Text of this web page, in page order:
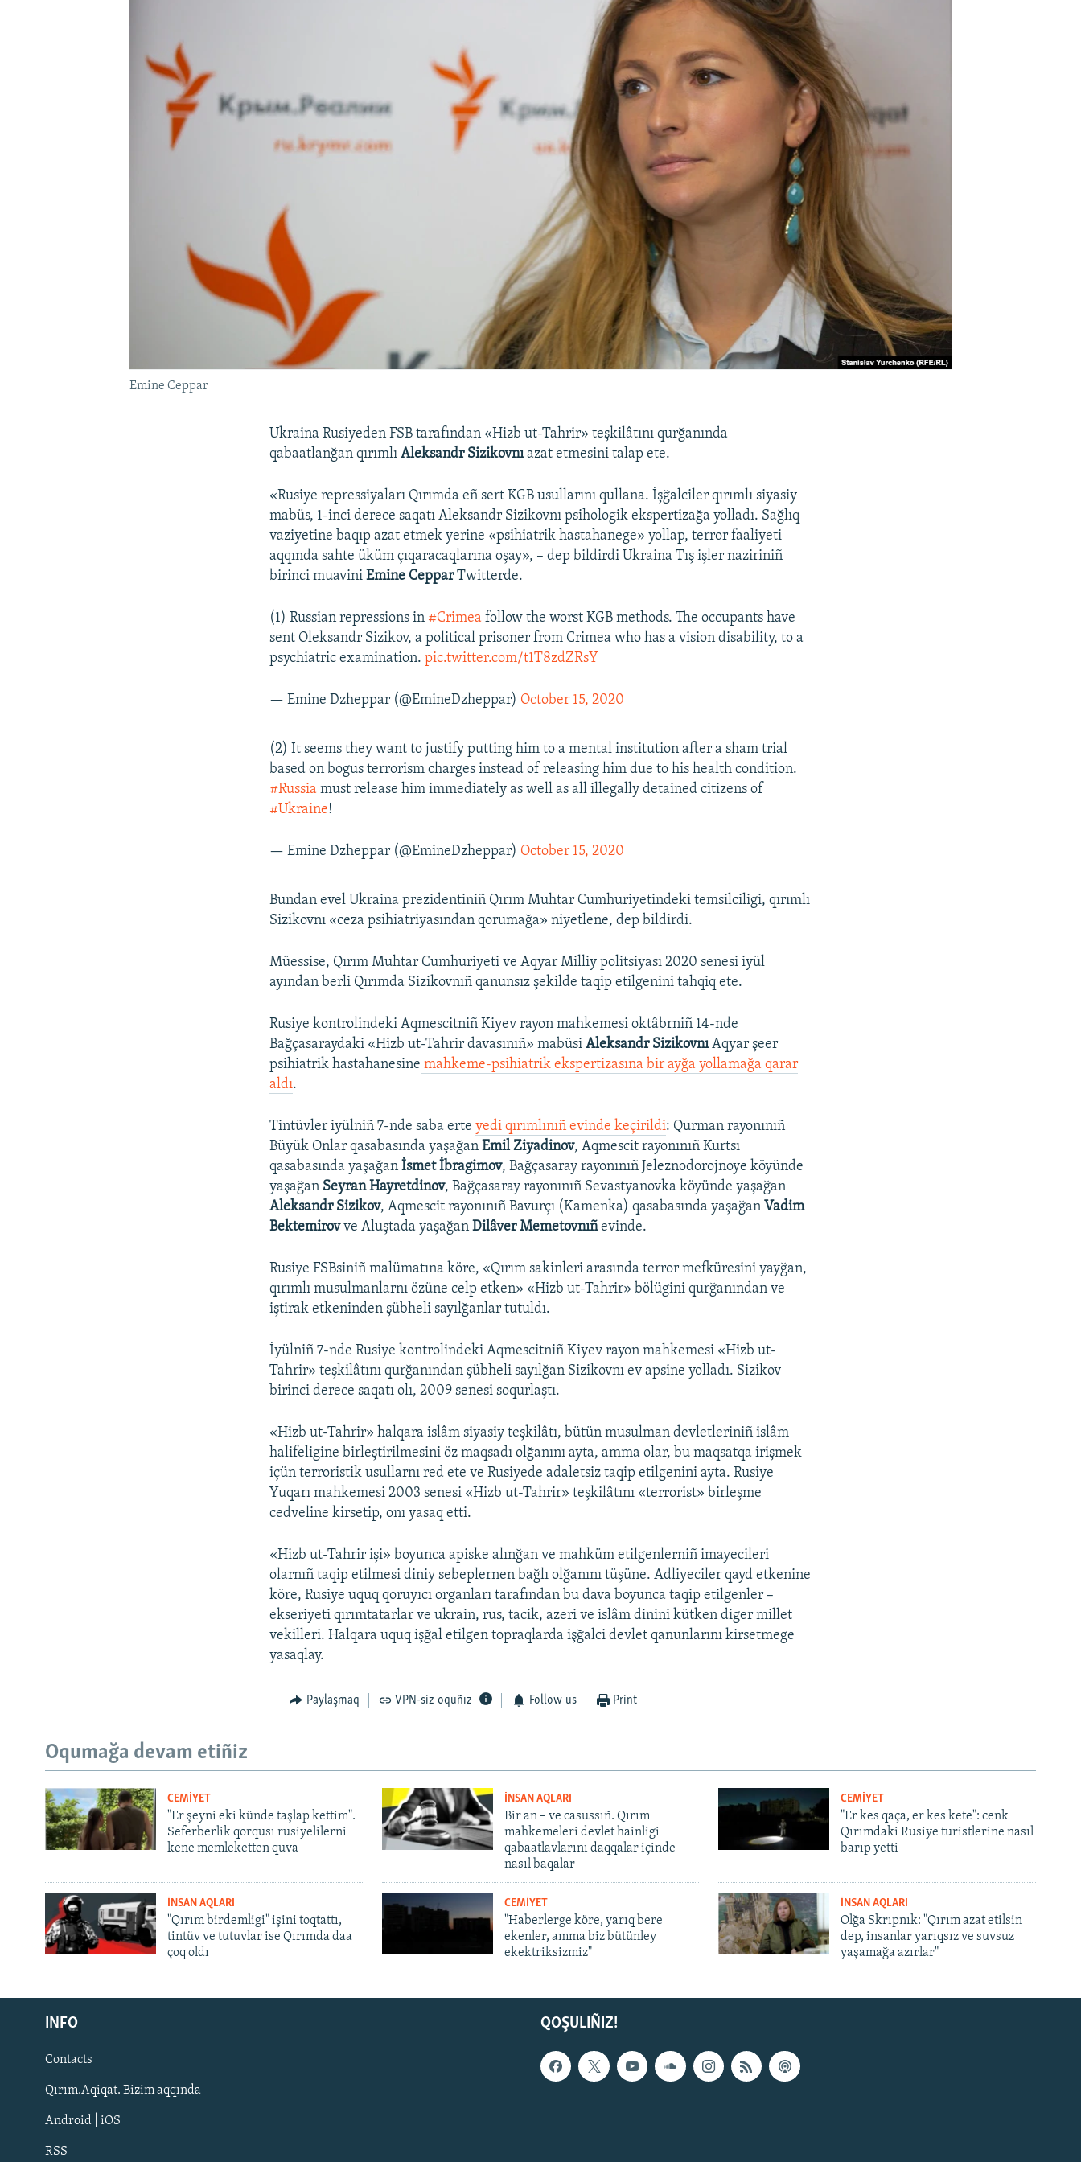
Русский
Українською
QOŞULIÑIZ!
Emine Ceppar
Ukraina Rusiyeden FSB tarafından «Hizb ut-Tahrir» teşkilâtını qurğanında
qabaatlanğan qırımlıAleksandr Sizikovnıazat etmesini talap ete.
«Rusiye repressiyaları Qırımda eñ sert KGB usullarını qullana. İşğalciler qırımlı siyasiy
mabüs, 1-inci derece saqatı Aleksandr Sizikovnı psihologik ekspertizağa yolladı. Sağlıq
vaziyetine baqıp azat etmek yerine «psihiatrik hastahanege» yollap, terror faaliyeti
aqqında sahte üküm çıqaracaqlarına oşay», – dep bildirdi Ukraina Tış işler naziriniñ
birinci muaviniEmine CepparTwitterde.
(1) Russian repressions in #Crimea follow the worst KGB methods. The occupants have
sent Oleksandr Sizikov, a political prisoner from Crimea who has a vision disability, to a
psychiatric examination.pic.twitter.com/t1T8zdZRsY
— Emine Dzheppar (@EmineDzheppar) October 15, 2020
(2) It seems they want to justify putting him to a mental institution after a sham trial
based on bogus terrorism charges instead of releasing him due to his health condition.
#Russia must release him immediately as well as all illegally detained citizens of
#Ukraine!
— Emine Dzheppar (@EmineDzheppar) October 15, 2020
Bundan evel Ukraina prezidentiniñ Qırım Muhtar Cumhuriyetindeki temsilciligi, qırımlı
Sizikovnı «ceza psihiatriyasından qorumağa» niyetlene, dep bildirdi.
Müessise, Qırım Muhtar Cumhuriyeti ve Aqyar Milliy politsiyası 2020 senesi iyül
ayından berli Qırımda Sizikovnıñ qanunsız şekilde taqip etilgenini tahqiq ete.
Rusiye kontrolindeki Aqmescitniñ Kiyev rayon mahkemesi oktâbrniñ 14-nde
Bağçasaraydaki «Hizb ut-Tahrir davasınıñ» mabüsi Aleksandr SizikovnıAqyar şeer
psihiatrik hastahanesine mahkeme-psihiatrik ekspertizasına bir ayğa yollamağa qarar
aldı.
Tintüvler iyülniñ 7-nde saba erteyedi qırımlınıñ evinde keçirildi: Qurman rayonınıñ
Büyük Onlar qasabasında yaşağan Emil Ziyadinov, Aqmescit rayonınıñ Kurtsı
qasabasında yaşağanİsmet İbragimov, Bağçasaray rayonınıñ Jeleznodorojnoye köyünde
yaşağan Seyran Hayretdinov, Bağçasaray rayonınıñ Sevastyanovka köyünde yaşağan
Aleksandr Sizikov, Aqmescit rayonınıñ Bavurçı (Kamenka) qasabasında yaşağan Vadim
Bektemirovve Aluştada yaşağanDilâver Memetovnıñevinde.
Rusiye FSBsiniñ malümatına köre, «Qırım sakinleri arasında terror mefküresini yayğan,
qırımlı musulmanlarnı özüne celp etken» «Hizb ut-Tahrir» bölügini qurğanından ve
iştirak etkeninden şübheli sayılğanlar tutuldı.
İyülniñ 7-nde Rusiye kontrolindeki Aqmescitniñ Kiyev rayon mahkemesi «Hizb ut-
Tahrir» teşkilâtını qurğanından şübheli sayılğan Sizikovnı ev apsine yolladı. Sizikov
birinci derece saqatı olı, 2009 senesi soqurlaştı.
«Hizb ut-Tahrir» halqara islâm siyasiy teşkilâtı, bütün musulman devletleriniñ islâm
halifeligine birleştirilmesini öz maqsadı olğanını ayta, amma olar, bu maqsatqa irişmek
içün terroristik usullarnı red ete ve Rusiyede adaletsiz taqip etilgenini ayta. Rusiye
Yuqarı mahkemesi 2003 senesi «Hizb ut-Tahrir» teşkilâtını «terrorist» birleşme
cedveline kirsetip, onı yasaq etti.
«Hizb ut-Tahrir işi» boyunca apiske alınğan ve mahküm etilgenlerniñ imayecileri
olarnıñ taqip etilmesi diniy sebeplernen bağlı olğanını tüşüne. Adliyeciler qayd etkenine
köre, Rusiye uquq qoruyıcı organları tarafından bu dava boyunca taqip etilgenler –
ekseriyeti qırımtatarlar ve ukrain, rus, tacik, azeri ve islâm dinini kütken diger millet
vekilleri. Halqara uquq işğal etilgen topraqlarda işğalci devlet qanunlarını kirsetmege
yasaqlay.
Paylaşmaq VPN-siz oquñız Follow us Print
Oqumağa devam etiñiz
CEMİYET
"Er şeyni eki künde taşlap kettim".
Seferberlik qorqusı rusiyelilerni
kene memleketten quva
İNSAN AQLARI
Bir an – ve casussıñ. Qırım
mahkemeleri devlet hainligi
qabaatlavlarını daqqalar içinde
nasıl baqalar
CEMİYET
"Er kes qaça, er kes kete": cenk
Qırımdaki Rusiye turistlerine nasıl
barıp yetti
İNSAN AQLARI
"Qırım birdemligi" işini toqtattı,
tintüv ve tutuvlar ise Qırımda daa
çoq oldı
CEMİYET
"Haberlerge köre, yarıq bere
ekenler, amma biz bütünley
ekektriksizmiz"
İNSAN AQLARI
Olğa Skrıpnık: "Qırım azat etilsin
dep, insanlar yarıqsız ve suvsuz
yaşamağa azırlar"
QOŞULIÑIZ!
INFO
Contacts
Qırım.Aqiqat. Bizim aqqında
Android | iOS
RSS